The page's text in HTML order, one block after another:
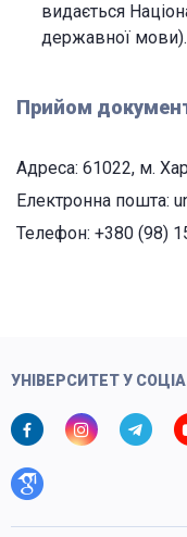
видається
державної мови).
Прийом
Адреса: 61022, м.
Електронна пошта:
Телефон: +380 (98)
УНІВЕРСИТЕТ У